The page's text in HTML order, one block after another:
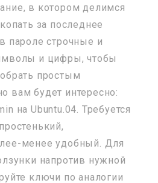
в котором делимся
за последнее
пароле строчные и
и цифры, чтобы
простым
вам будет интересно:
на Ubuntu.04. Требуется
менее удобный. Для
напротив нужной
ключи по аналогии